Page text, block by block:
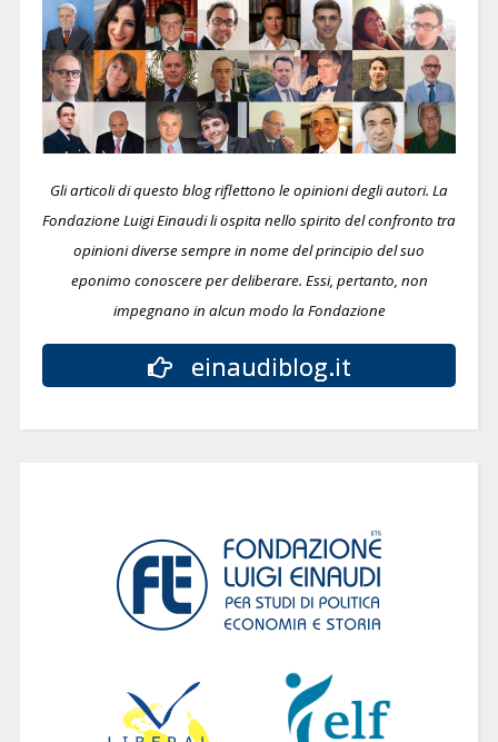
Gli articoli di questo blog riflettono le opinioni degli autori. La
Fondazione Luigi Einaudi li ospita nello spirito del confronto tra
opinioni diverse sempre in nome del principio del suo
eponimo conoscere per deliberare. Essi, pertanto, non
impegnano in alcun modo la Fondazione
einaudiblog.it